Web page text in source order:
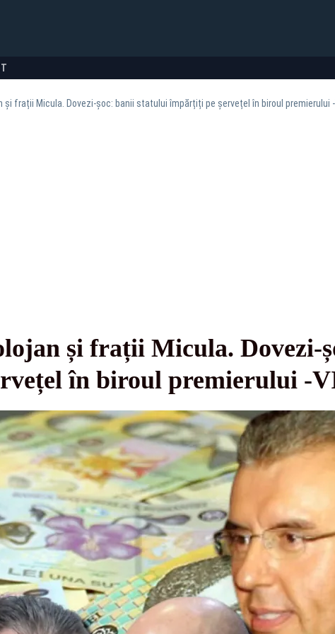
și frații Micula. Dovezi-șoc: banii statului împărțiți pe șervețel în biroul premierului -
și frații Micula. Dovezi-
în biroul premierului -